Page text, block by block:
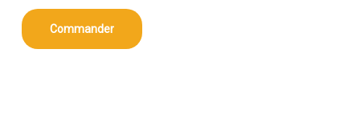
Commander